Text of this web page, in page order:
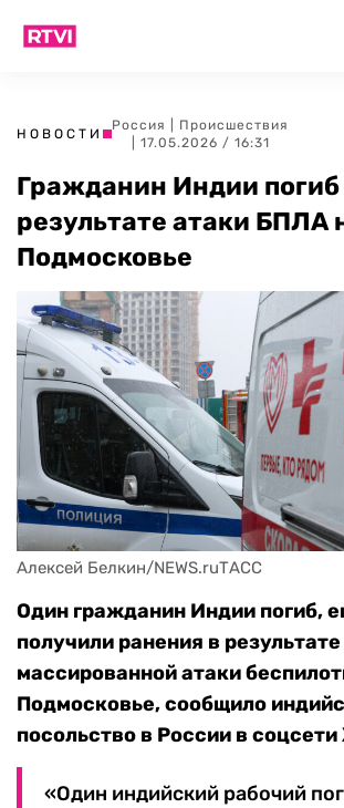
НОВОСТИ
Россия
Происшествия
| 17.05.2026 / 16:31
Гражданин Индии погиб
результате атаки БПЛА
Подмосковье
Алексей Белкин/NEWS.ruТАСС
Один гражданин Индии погиб,
получили ранения в результате
массированной атаки
Подмосковье, сообщило
посольство в России в соцсети
«Один индийский рабочий